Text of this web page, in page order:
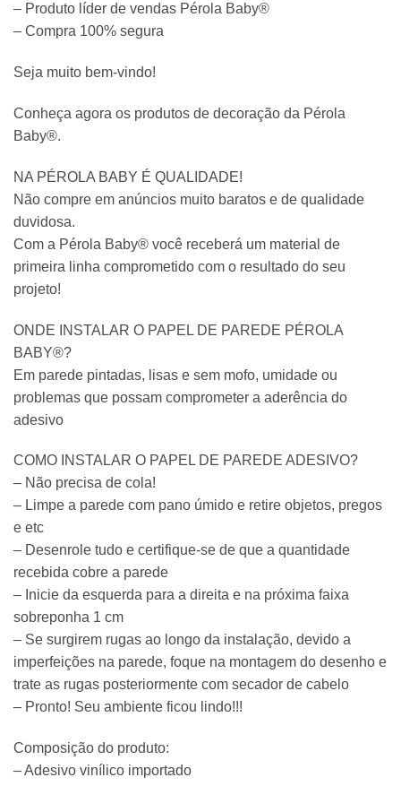
– Produto líder de vendas Pérola Baby®
– Compra 100% segura
Seja muito bem-vindo!
Conheça agora os produtos de decoração da Pérola
Baby®.
NA PÉROLA BABY É QUALIDADE!
Não compre em anúncios muito baratos e de qualidade
duvidosa.
Com a Pérola Baby® você receberá um material de
primeira linha comprometido com o resultado do seu
projeto!
ONDE INSTALAR O PAPEL DE PAREDE PÉROLA
BABY®?
Em parede pintadas, lisas e sem mofo, umidade ou
problemas que possam comprometer a aderência do
adesivo
COMO INSTALAR O PAPEL DE PAREDE ADESIVO?
– Não precisa de cola!
– Limpe a parede com pano úmido e retire objetos, pregos
e etc
– Desenrole tudo e certifique-se de que a quantidade
recebida cobre a parede
– Inicie da esquerda para a direita e na próxima faixa
sobreponha 1 cm
– Se surgirem rugas ao longo da instalação, devido a
imperfeições na parede, foque na montagem do desenho e
trate as rugas posteriormente com secador de cabelo
– Pronto! Seu ambiente ficou lindo!!!
Composição do produto:
– Adesivo vinílico importado